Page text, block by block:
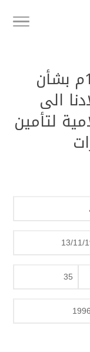
قانون رقم(35)لسنة 1996م بشأن
الى
لتأمين
13/11/
35
1996